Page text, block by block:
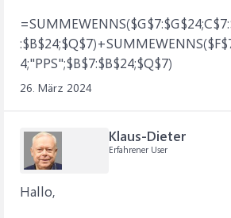
4;"PPS";$B$7:$B$24;$Q$7)
26. März 2024
Klaus-Dieter
Erfahrener User
Hallo,